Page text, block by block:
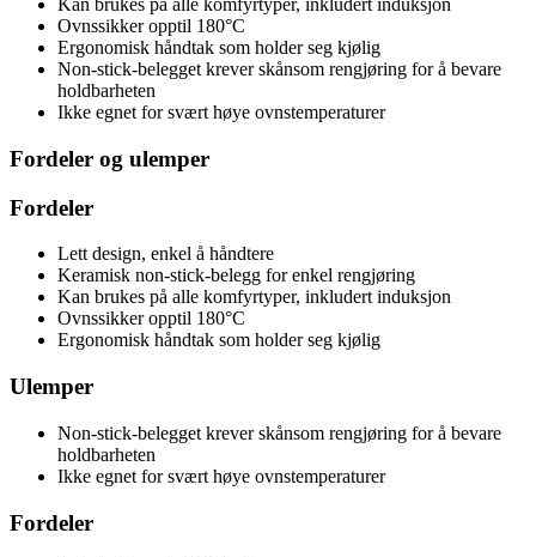
Kan brukes på alle komfyrtyper, inkludert induksjon
Ovnssikker opptil 180°C
Ergonomisk håndtak som holder seg kjølig
Non-stick-belegget krever skånsom rengjøring for å bevare
holdbarheten
Ikke egnet for svært høye ovnstemperaturer
Fordeler og ulemper
Fordeler
Lett design, enkel å håndtere
Keramisk non-stick-belegg for enkel rengjøring
Kan brukes på alle komfyrtyper, inkludert induksjon
Ovnssikker opptil 180°C
Ergonomisk håndtak som holder seg kjølig
Ulemper
Non-stick-belegget krever skånsom rengjøring for å bevare
holdbarheten
Ikke egnet for svært høye ovnstemperaturer
Fordeler